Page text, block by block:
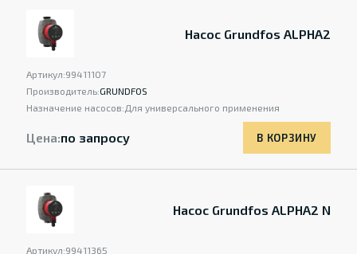
Насос Grundfos ALPHA2
Артикул:99411107
Производитель:GRUNDFOS
Назначение насосов: Для универсального применения
Цена:по запросу В КОРЗИНУ
Насос Grundfos ALPHA2 N
Артикул:99411365